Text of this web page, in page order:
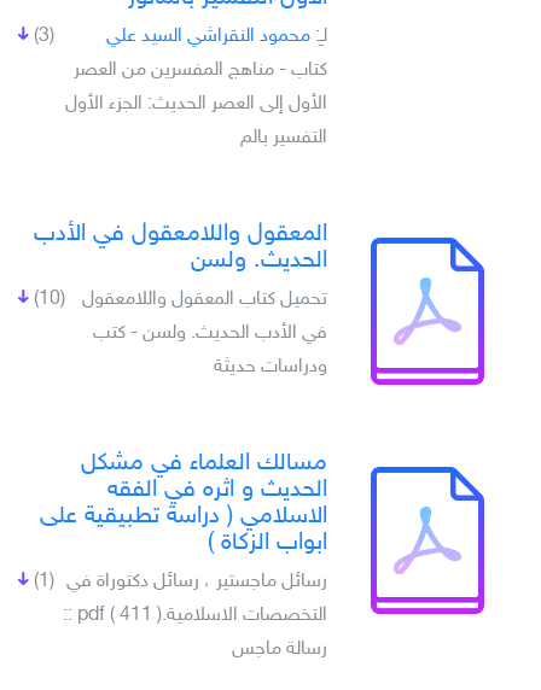
(3) لـِ: محمود النقراشي السيد علي
كتاب - مناهج المفسرين من العصر
الأول إلى العصر الحديث: الجزء الأول
التفسير بالم
المعقول واللامعقول في الأدب
الحديث. ولسن
(10)
تحميل كتاب المعقول واللامعقول
في الأدب الحديث. ولسن - كتب
ودراسات حديثة
مسالك العلماء في مشكل
الحديث و اثره في الفقه
الاسلامي ( دراسة تطبيقية على
ابواب الزكاة )
(1) رسائل ماجستير ، رسائل دكتوراة في
التخصصات الاسلامية.pdf ( 411 ) ::
رسالة ماجس